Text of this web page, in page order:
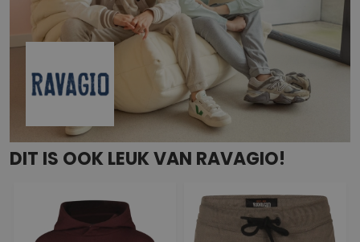
DIT IS OOK LEUK VAN RAVAGIO!